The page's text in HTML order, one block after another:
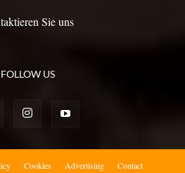
Sie uns
FOLLOW US
Cookies Advertising Contact